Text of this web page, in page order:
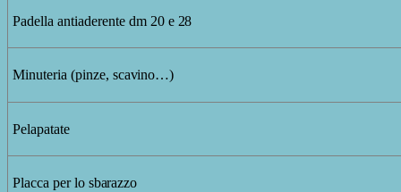
Padella antiaderente dm 20 e 28
Minuteria (pinze, scavino…)
Pelapatate
Placca per lo sbarazzo